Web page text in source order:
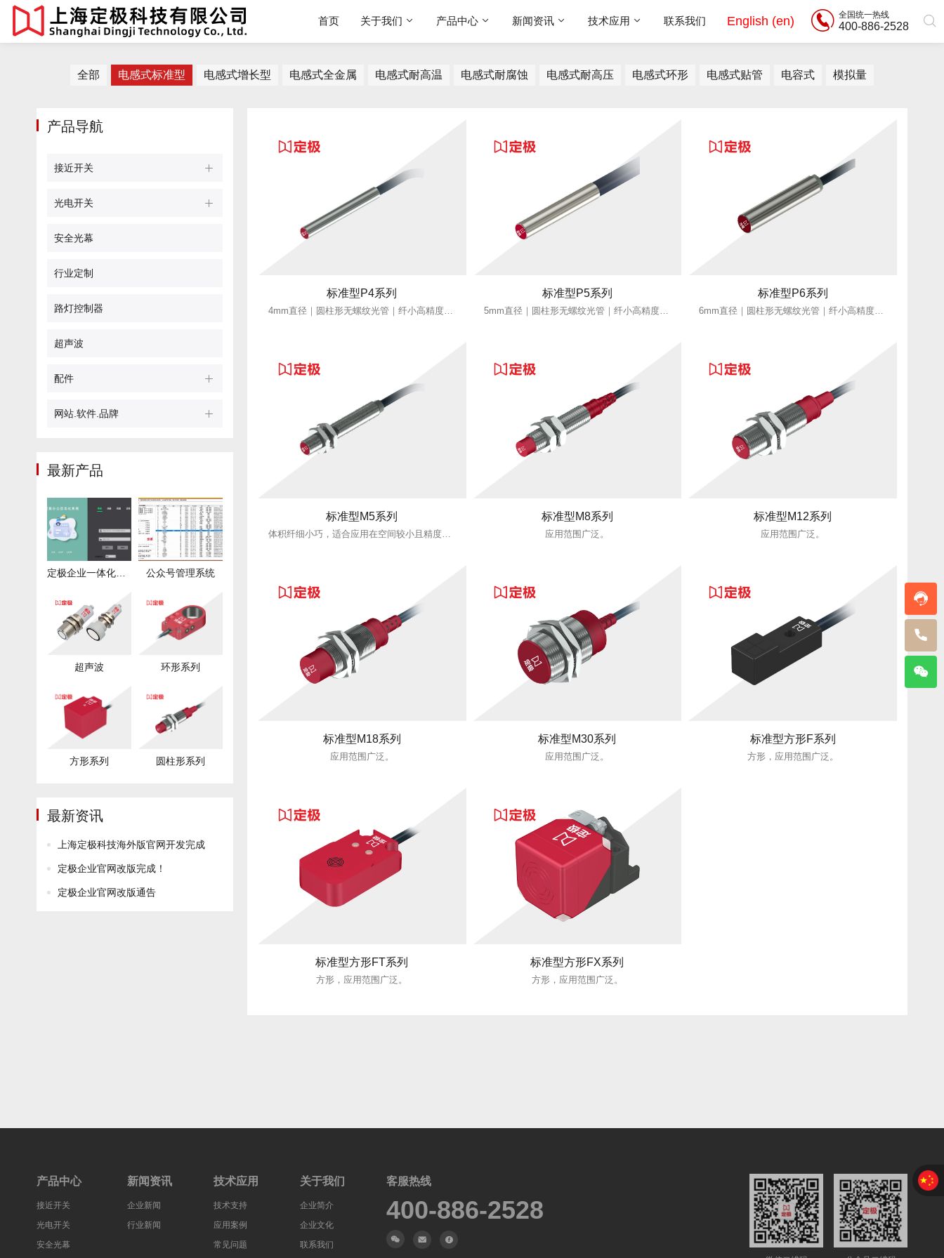
首页 关于我们 产品中心 新闻资讯 技术应用 联系我们 English (en) 全国统一热线
400-886-2528
全部 电感式标准型 电感式增长型 电感式全金属 电感式耐高温 电感式耐腐蚀 电感式耐高压 电感式环形 电感式贴管 电容式 模拟量
标准型P4系列
4mm直径｜圆柱形无螺纹光管｜纤小高精度｜适配狭小空间
标准型P5系列
5mm直径｜圆柱形无螺纹光管｜纤小高精度｜适配狭小空间
标准型P6系列
6mm直径｜圆柱形无螺纹光管｜纤小高精度｜适配狭小空间
标准型M5系列 标准型M8系列
应用范围广泛。
标准型M12系列
应用范围广泛。
标准型M18系列
应用范围广泛。
标准型M30系列
应用范围广泛。
标准型方形F系列
方形，应用范围广泛。
标准型方形FT系列
方形，应用范围广泛。
标准型方形FX系列
方形，应用范围广泛。
产品导航
接近开关
光电开关
安全光幕
行业定制
路灯控制器
超声波
配件
网站.软件.品牌
最新产品
公众号管理系统
超声波 环形系列
方形系列 圆柱形系列
最新资讯
上海定极科技海外版官网开发完成
定极企业官网改版完成！
定极企业官网改版通告
产品中心
接近开关
光电开关
安全光幕
新闻资讯
企业新闻
行业新闻
技术应用
技术支持
应用案例
常见问题
关于我们
企业简介
企业文化
联系我们
客服热线
400-886-2528